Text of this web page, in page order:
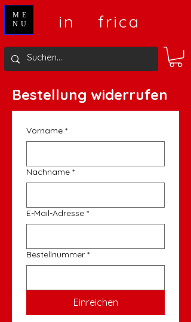
in frica
ME
NU
Bestellung widerrufen
Vorname *
Nachname *
E-Mail-Adresse *
Bestellnummer *
Einreichen